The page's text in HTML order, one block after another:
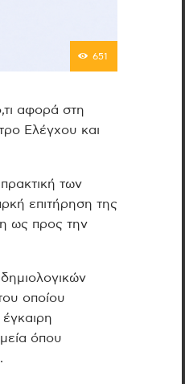
651
αφορά στη
Ελέγχου και
των
επιτήρηση της
ως προς την
οποίου
όπου